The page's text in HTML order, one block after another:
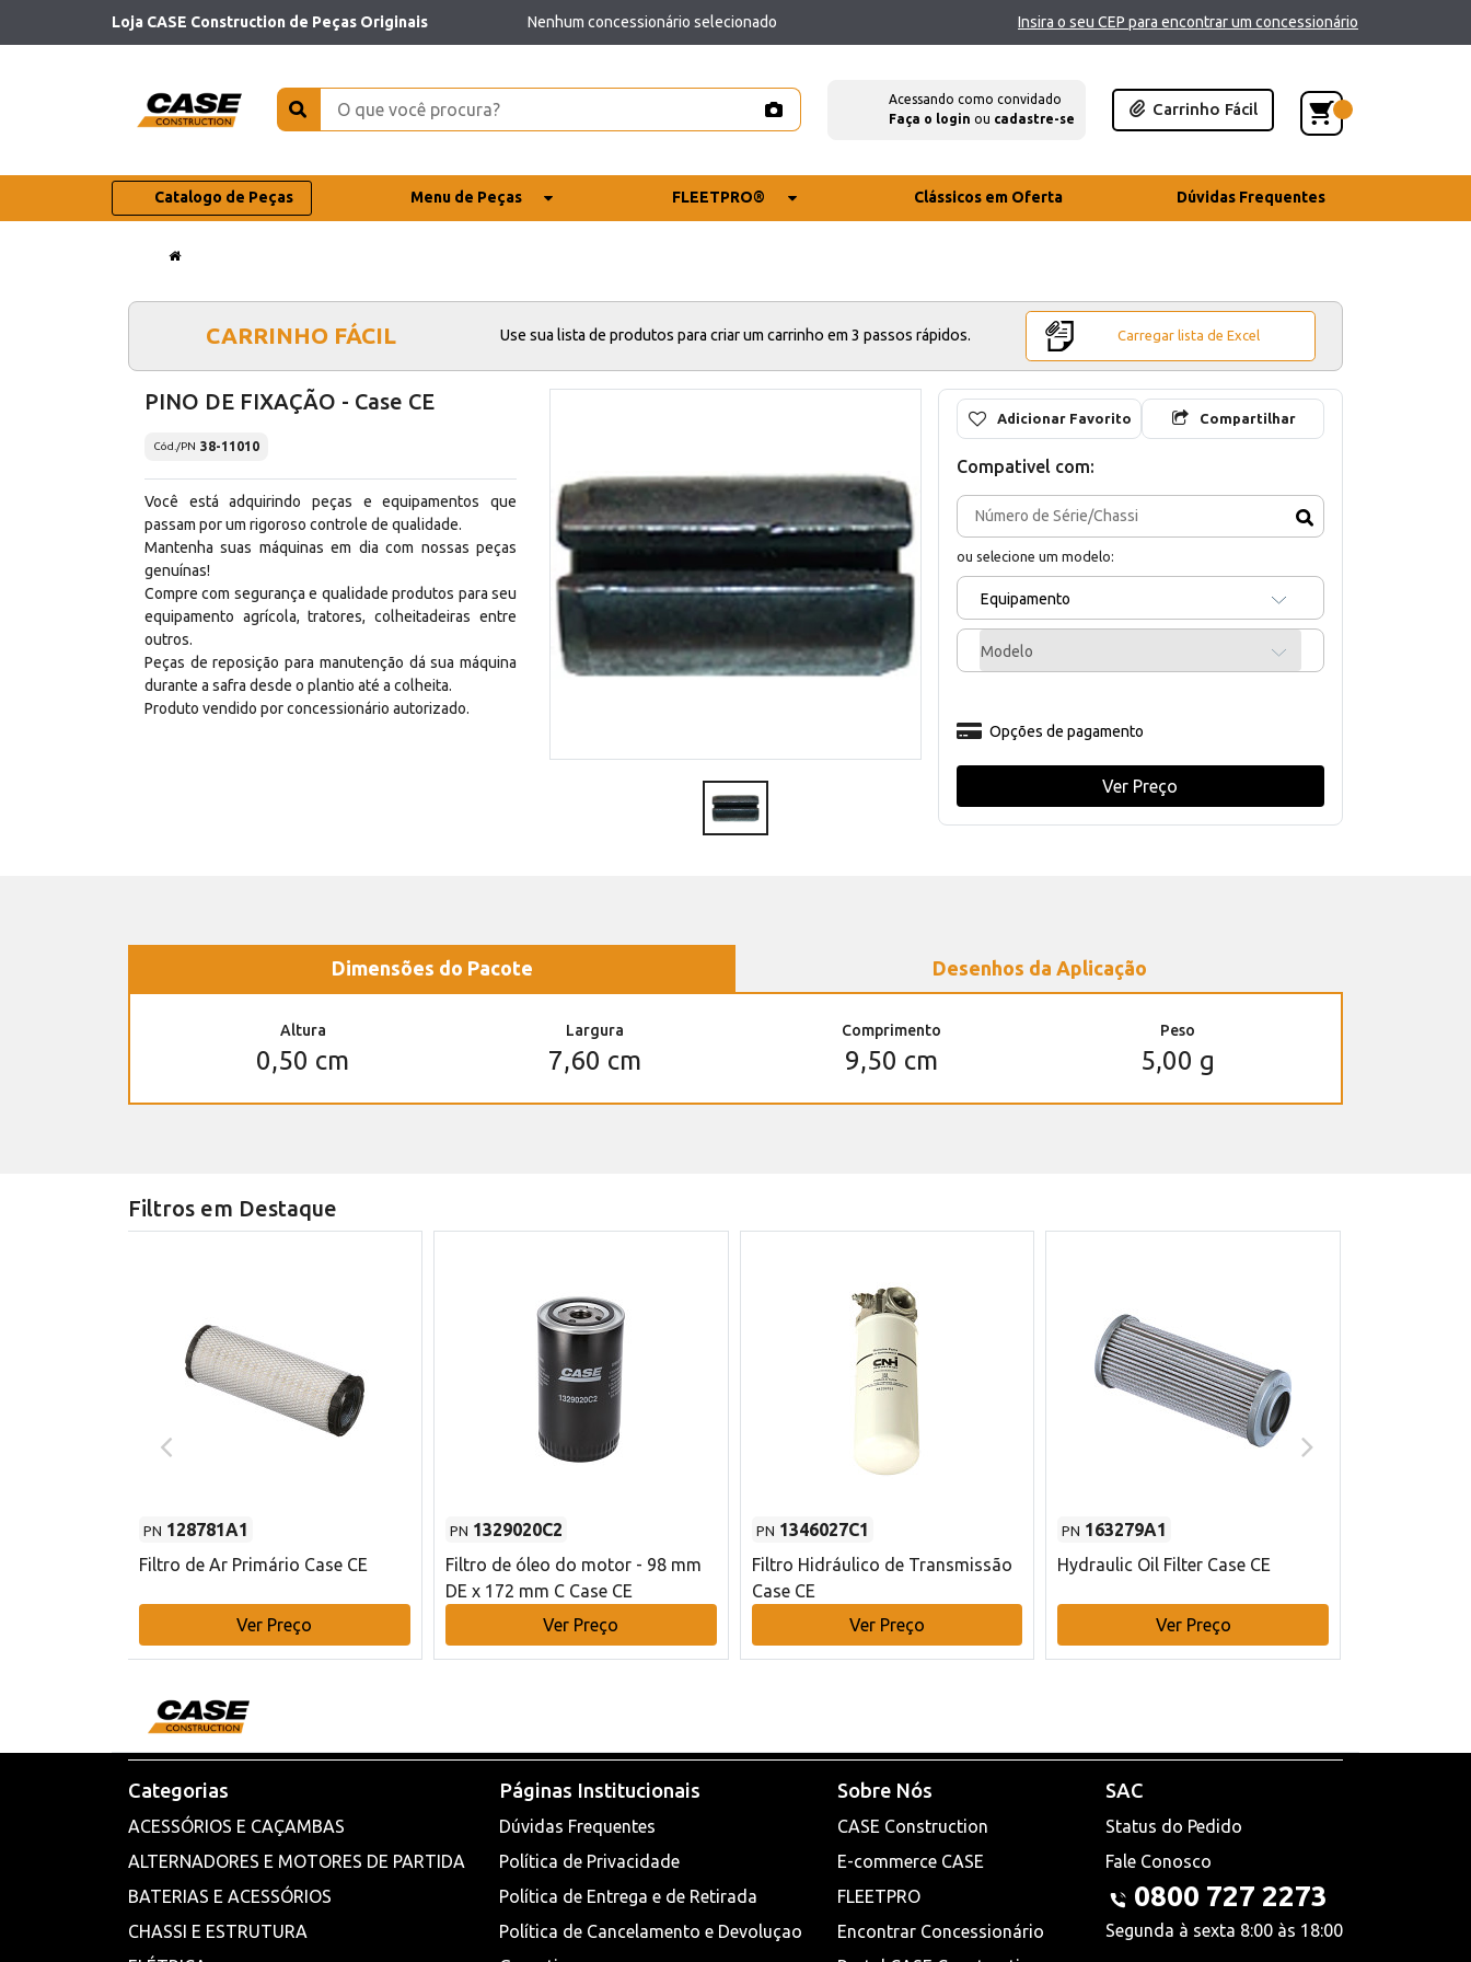
Loja CASE Construction de Peças Originais Nenhum concessionário selecionado Insira o seu CEP para encontrar um concessionário
Acessando como convidado
Faça o login ou cadastre-se
Carrinho Fácil
Catalogo de Peças Menu de Peças FLEETPRO® Clássicos em Oferta Dúvidas Frequentes
CARRINHO FÁCIL Use sua lista de produtos para criar um carrinho em 3 passos rápidos. Carregar lista de Excel
PINO DE FIXAÇÃO - Case CE
Cód./PN 38-11010
Você está adquirindo peças e equipamentos que
passam por um rigoroso controle de qualidade.
Mantenha suas máquinas em dia com nossas peças
genuínas!
Compre com segurança e qualidade produtos para seu
equipamento agrícola, tratores, colheitadeiras entre
outros.
Peças de reposição para manutenção dá sua máquina
durante a safra desde o plantio até a colheita.
Produto vendido por concessionário autorizado.
Adicionar Favorito Compartilhar
Compativel com:
ou selecione um modelo:
Equipamento
Modelo
Opções de pagamento
Ver Preço
Dimensões do Pacote Desenhos da Aplicação
Altura
0,50 cm
Largura
7,60 cm
Comprimento
9,50 cm
Peso
5,00 g
Filtros em Destaque
PN 128781A1
Filtro de Ar Primário Case CE
Ver Preço
PN 1329020C2
Filtro de óleo do motor - 98 mm
DE x 172 mm C Case CE
Ver Preço
PN 1346027C1
Filtro Hidráulico de Transmissão
Case CE
Ver Preço
PN 163279A1
Hydraulic Oil Filter Case CE
Ver Preço
Categorias
ACESSÓRIOS E CAÇAMBAS
ALTERNADORES E MOTORES DE PARTIDA
BATERIAS E ACESSÓRIOS
CHASSI E ESTRUTURA
Páginas Institucionais
Dúvidas Frequentes
Política de Privacidade
Política de Entrega e de Retirada
Política de Cancelamento e Devoluçao
Sobre Nós
CASE Construction
E-commerce CASE
FLEETPRO
Encontrar Concessionário
SAC
Status do Pedido
Fale Conosco
0800 727 2273
Segunda à sexta 8:00 às 18:00